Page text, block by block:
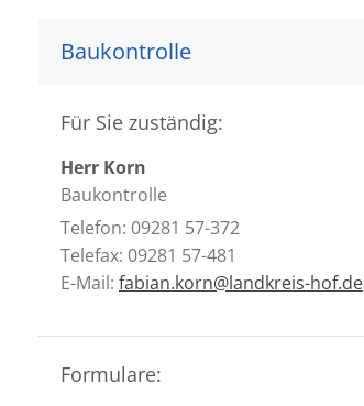
Baukontrolle
Für Sie zuständig:
Herr Korn
Baukontrolle
Telefon: 09281 57-372
Telefax: 09281 57-481
E-Mail: fabian.korn@landkreis-hof.de
Formulare: